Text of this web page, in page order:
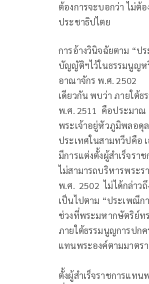
ต้องการจะบอกว่า ไม่ต้
ประชาธิปไตย
การอ้างวินิจฉัยตาม “ป
บัญญัติฯไว้ในธรรมนูญห
อาณา
เดียวกัน พบว่า ภายใต้
พ.ศ. 2511 คือประมาณ
พระเจ้าอยู่หัวภูมิพลอดุล
ประเทศในสามทวีปคือ
มีการแต่งตั้งผู้สำเร็จร
ไม่สามารถบริหารพระ
พ.ศ. 2502 ไม่ได้กล่าว
เป็นไปตาม “ประเพณี
ช่วงที่พระมหากษัตริย์ท
ภายใต้ธรรมนูญการปก
แทนพระองค์ตามมาตร
ซึ่
ตั้งผู้สำเร็จราชการแท